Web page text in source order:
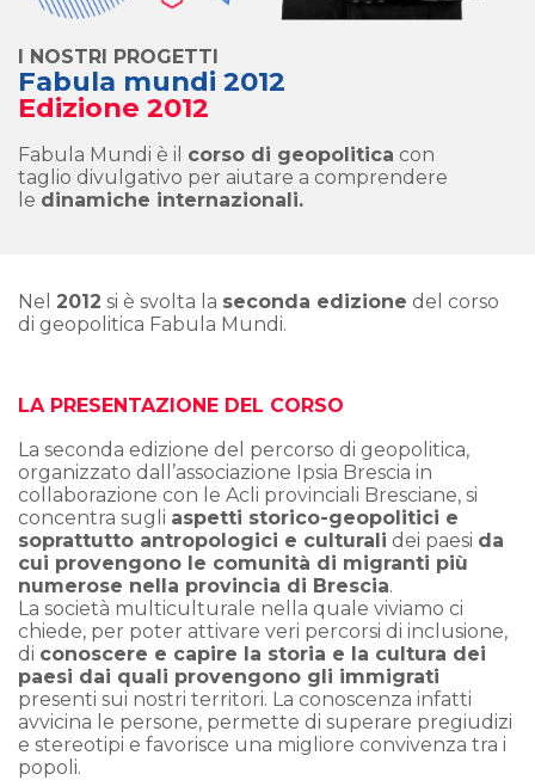
I NOSTRI PROGETTI
Fabula mundi 2012
Edizione 2012
Fabula Mundi è il corso di geopolitica con
taglio divulgativo per aiutare a comprendere
le dinamiche internazionali.
Nel 2012 si è svolta la seconda edizione del corso
di geopolitica Fabula Mundi.
LA PRESENTAZIONE DEL CORSO
La seconda edizione del percorso di geopolitica,
organizzato dall’associazione Ipsia Brescia in
collaborazione con le Acli provinciali Bresciane, si
concentra sugli aspetti storico-geopolitici e
soprattutto antropologici e culturali dei paesi da
cui provengono le comunità di migranti più
numerose nella provincia di Brescia.
La società multiculturale nella quale viviamo ci
chiede, per poter attivare veri percorsi di inclusione,
di conoscere e capire la storia e la cultura dei
paesi dai quali provengono gli immigrati
presenti sui nostri territori. La conoscenza infatti
avvicina le persone, permette di superare pregiudizi
e stereotipi e favorisce una migliore convivenza tra i
popoli.